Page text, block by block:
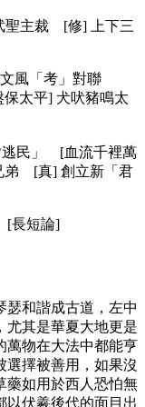
聖主裁 [修] 上下三
風「考」對聯
太平] 犬吠豬鳴太
民」 [血流千裡萬
弟 [真] 創立新「君
[長短論]
瑟和諧成古道，左中
尤其是華夏大地更是
萬物在大法中都能亨
選擇被善用，如果沒
藥如用於西人恐怕無
以伏羲後代的面目出